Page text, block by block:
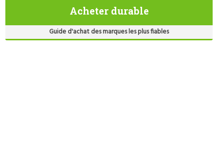
Acheter durable
Guide d'achat des marques les plus fiables